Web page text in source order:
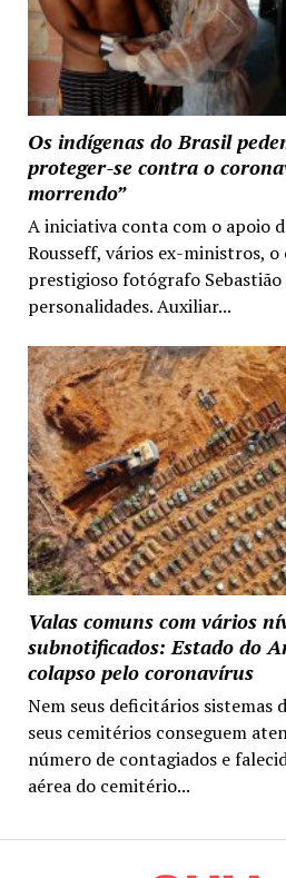
Os indígenas do Brasil
proteger-se contra o
morrendo”
A iniciativa conta com o apoio
Rousseff, vários ex-ministros,
prestigioso fotógrafo
personalidades. Auxiliar...
Valas comuns com vários
subnotificados: Estado do
colapso pelo coronavírus
Nem seus deficitários sistemas
seus cemitérios conseguem
número de contagiados e
aérea do cemitério...